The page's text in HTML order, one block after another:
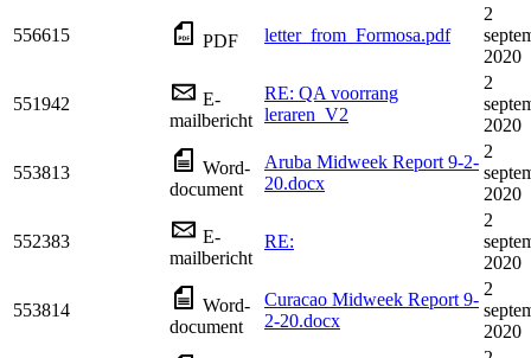
556615 PDF letter_from_Formosa.pdf
2
2020
551942
E-
mailbericht
RE: QA voorrang
leraren_V2
2
2020
553813
Word-
document
Aruba Midweek Report 9-2-
20.docx
2
2020
552383
E-
mailbericht
RE:
2
2020
553814
Word-
document
Curacao Midweek Report 9-
2-20.docx
2
2020